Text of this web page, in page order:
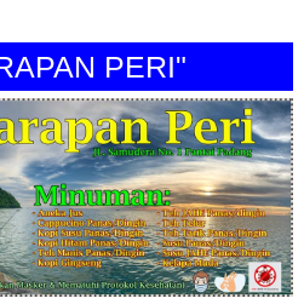
HARAPAN PERI"